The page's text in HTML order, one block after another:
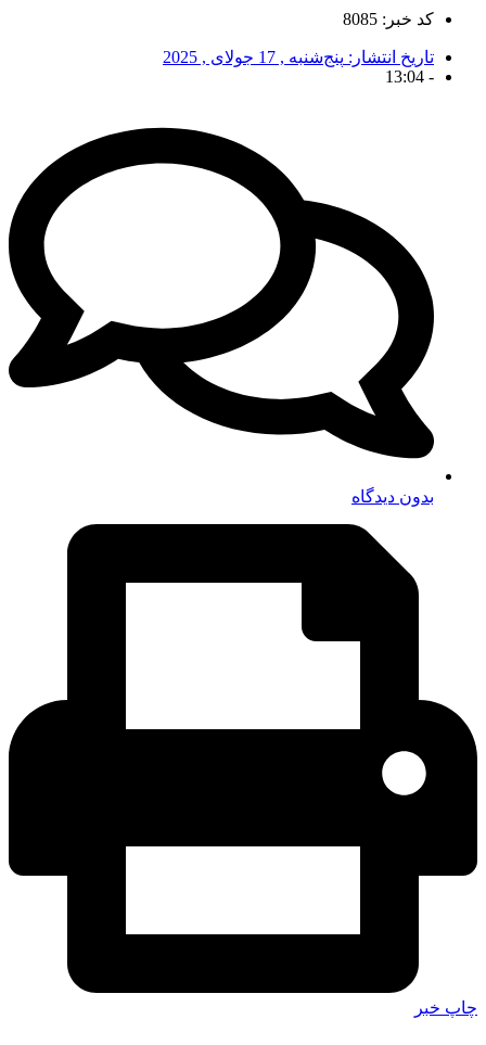
کد خبر: 8085
تاریخ انتشار: پنج‌شنبه , 17 جولای , 2025
-
13:04
بدون دیدگاه
چاپ خبر